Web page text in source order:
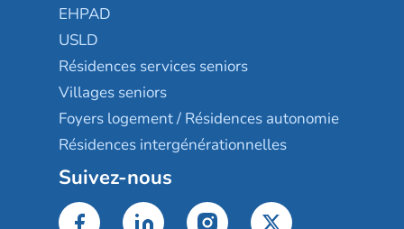
EHPAD
USLD
Résidences services seniors
Villages seniors
Foyers logement / Résidences autonomie
Résidences intergénérationnelles
Suivez-nous